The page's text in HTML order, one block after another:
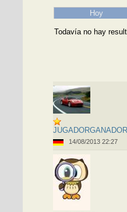
Hoy
Todavía no hay
JUGADORGANADOR
14/08/2013 22:27